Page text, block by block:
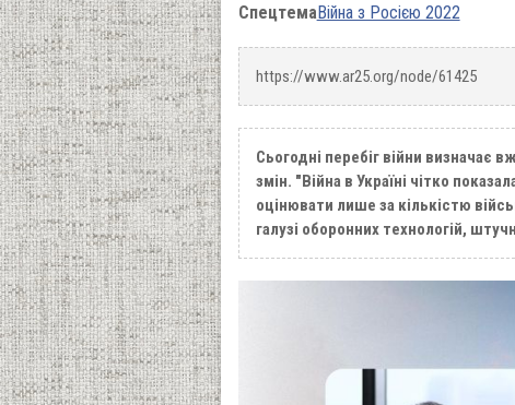
СпецтемаВійна з Росією 2022
https://www.ar25.org/node/61425
Сьогодні перебіг війни визначає
змін. "Війна в Україні чітко
оцінювати лише за кількістю
галузі оборонних технологій,